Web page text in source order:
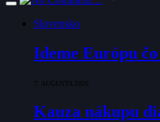
Slovensko
Ideme Európu
7. AUGUSTA 2026
Kauza nákupu